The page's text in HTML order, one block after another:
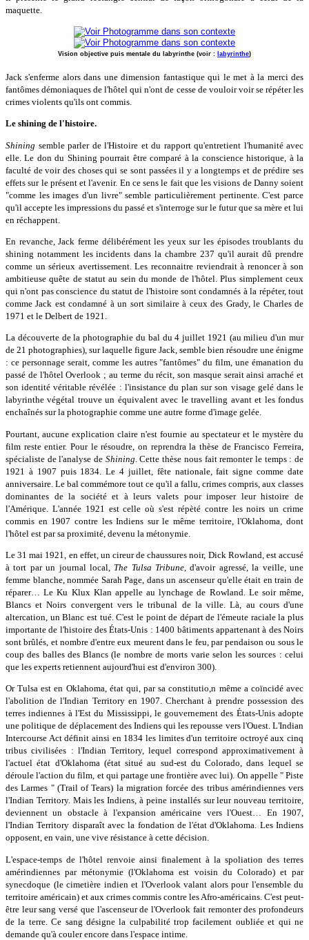
maquette.
Vision objective puis mentale du labyrinthe (voir : labyrinthe)
Jack s'enferme alors dans une dimension fantastique qui le met à la merci des
fantômes démoniaques de l'hôtel qui n'ont de cesse de vouloir voir se répéter les
crimes violents qu'ils ont commis.
Le shining de l'histoire.
Shining semble parler de l'Histoire et du rapport qu'entretient l'humanité avec
elle. Le don du Shining pourrait être comparé à la conscience historique, à la
faculté de voir des choses qui se sont passées il y a longtemps et de prédire ses
effets sur le présent et l'avenir. En ce sens le fait que les visions de Danny soient
"comme les images d'un livre" semble particulièrement pertinente. C'est parce
qu'il accepte les impressions du passé et s'interroge sur le futur que sa mère et lui
en réchappent.
En revanche, Jack ferme délibérément les yeux sur les épisodes troublants du
shining notamment les incidents dans la chambre 237 qu'il aurait dû prendre
comme un sérieux avertissement. Les reconnaitre reviendrait à renoncer à son
ambitieuse quête de statut au sein du monde de l'hôtel. Plus simplement ceux
qui n'ont pas conscience du statut de l'histoire sont condamnés à la répéter, tout
comme Jack est condamné à un sort similaire à ceux des Grady, le Charles de
1971 et le Delbert de 1921.
La découverte de la photographie du bal du 4 juillet 1921 (au milieu d'un mur
de 21 photographies), sur laquelle figure Jack, semble bien résoudre une énigme
: ce personnage serait, comme les autres "fantômes" du film, une émanation du
passé de l'hôtel Overlook ; au terme du récit, son masque serait ainsi arraché et
son identité véritable révélée : l'insistance du plan sur son visage gelé dans le
labyrinthe végétal trouve un équivalent avec le travelling avant et les fondus
enchaînés sur la photographie comme une autre forme d'image gelée.
Pourtant, aucune explication claire n'est fournie au spectateur et le mystère du
film reste entier. Pour le résoudre, on reprendra la thèse de Francisco Ferreira,
spécialiste de l'analyse de Shining . Cette thèse nous fait remonter le temps : de
1921 à 1907 puis 1834. Le 4 juillet, fête nationale, fait signe comme date
anniversaire. Le bal commémore tout ce qu'il a fallu, crimes compris, aux classes
dominantes de la société et à leurs valets pour imposer leur histoire de
l'Amérique. L'année 1921 est celle où s'est répèté contre les noirs un crime
commis en 1907 contre les Indiens sur le même territoire, l'Oklahoma, dont
l'hôtel est par sa proximité, devenu la métonymie.
Le 31 mai 1921, en effet, un cireur de chaussures noir, Dick Rowland, est accusé
à tort par un journal local, The Tulsa Tribune , d'avoir agressé, la veille, une
femme blanche, nommée Sarah Page, dans un ascenseur qu'elle était en train de
réparer… Le Ku Klux Klan appelle au lynchage de Rowland. Le soir même,
Blancs et Noirs convergent vers le tribunal de la ville. Là, au cours d'une
altercation, un Blanc est tué. C'est le point de départ de l'émeute raciale la plus
importante de l'histoire des États-Unis : 1400 bâtiments appartenant à des Noirs
sont brûlés, et nombre d'entre eux meurent dans le feu, par pendaison ou sous le
coup des balles des Blancs (le nombre de morts varie selon les sources : celui
que les experts retiennent aujourd'hui est d'environ 300).
Or Tulsa est en Oklahoma, état qui, par sa constitutio,n même a coïncidé avec
l'abolition de l'Indian Territory en 1907. Cherchant à prendre possession des
terres indiennes à l'Est du Mississippi, le gouvernement des États-Unis adopte
une politique de déplacement des Indiens qui les repousse vers l'Ouest. L'Indian
Intercourse Act définit ainsi en 1834 les limites d'un territoire octroyé aux cinq
tribus civilisées : l'Indian Territory, lequel correspond approximativement à
l'actuel état d'Oklahoma (état situé au sud-est du Colorado, dans lequel se
déroule l'action du film, et qui partage une frontière avec lui). On appelle " Piste
des Larmes " (Trail of Tears) la migration forcée des tribus amérindiennes vers
l'Indian Territory. Mais les Indiens, à peine installés sur leur nouveau territoire,
deviennent un obstacle à l'expansion américaine vers l'Ouest… En 1907,
l'Indian Territory disparaît avec la fondation de l'état d'Oklahoma. Les Indiens
opposent, en vain, une vive résistance à cette décision.
L'espace-temps de l'hôtel renvoie ainsi finalement à la spoliation des terres
amérindiennes par métonymie (l'Oklahoma est voisin du Colorado) et par
synecdoque (le cimetière indien et l'Overlook valant alors pour l'ensemble du
territoire américain) et aux crimes commis contre les Afro-américains. C'est peut-
être leur sang versé que l'ascenseur de l'Overlook fait remonter des profondeurs
de la terre. Ce sang désigne la culpabilité trop facilement oubliée et qui ne
demande qu'à couler encore dans l'espace intime.